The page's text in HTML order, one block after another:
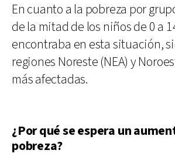
En cuanto a la pobreza por
de la mitad de los niños de 0 a
encontraba en esta situación,
regiones Noreste (NEA) y
más afectadas.
¿Por qué se espera un
pobreza?